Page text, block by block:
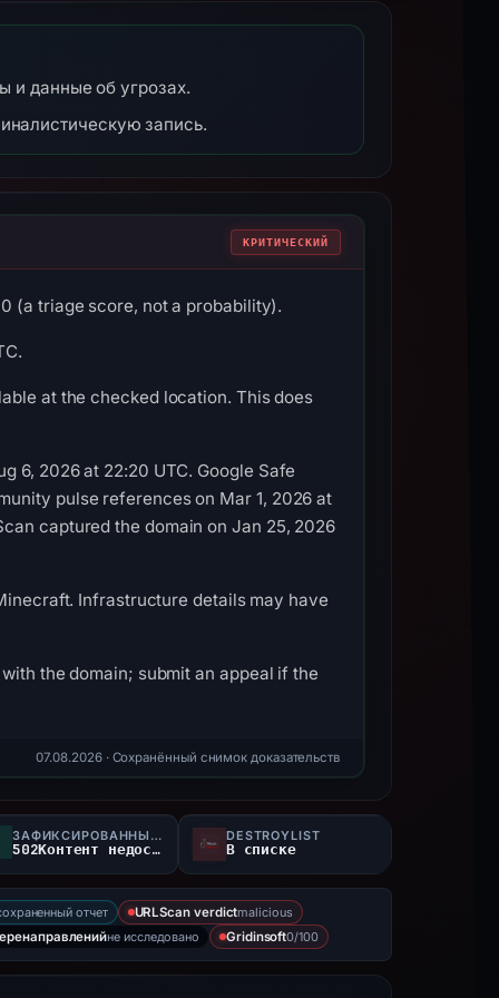
и данные об угрозах.
запись.
КРИТИЧЕСКИЙ
(a triage score, not a probability).
at the checked location. This does
6, 2026 at 22:20 UTC. Google Safe
pulse references on Mar 1, 2026 at
captured the domain on Jan 25, 2026
Infrastructure details may have
the domain; submit an appeal if the
07.08.2026· Сохранённый снимок доказательств
ЗАФИКСИРОВАННЫЙ СТАТУС
502Контент недоступен
DESTROYLIST
В списке
отчет URLScan verdictmalicious
не исследовано Gridinsoft0/100